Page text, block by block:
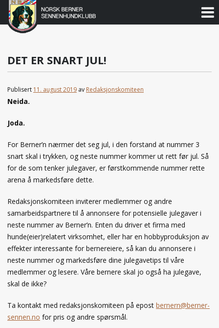
Gå
Norsk
Berner
Sennenhundklubb
DET ER SNART JUL!
Publisert 11. august 2019 av Redaksjonskomiteen
Neida.
Joda.
For Berner’n nærmer det seg jul, i den forstand at nummer 3
snart skal i trykken, og neste nummer kommer ut rett før jul. Så
for de som tenker julegaver, er førstkommende nummer rette
arena å markedsføre dette.
Redaksjonskomiteen inviterer medlemmer og andre
samarbeidspartnere til å annonsere for potensielle julegaver i
neste nummer av Berner’n. Enten du driver et firma med
hunde(eier)relatert virksomhet, eller har en hobbyproduksjon av
effekter interessante for bernereiere, så kan du annonsere i
neste nummer og markedsføre dine julegavetips til våre
medlemmer og lesere. Våre bernere skal jo også ha julegave,
skal de ikke?
Ta kontakt med redaksjonskomiteen på epost bernern@berner-
sennen.no for pris og andre spørsmål.